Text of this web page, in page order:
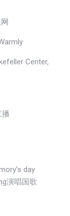
Center,
播
day
演唱国歌